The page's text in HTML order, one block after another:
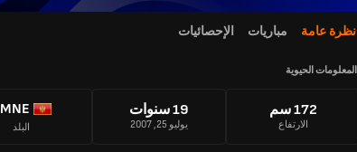
نظرة عامة مباريات الإحصائيات
المعلومات الحيوية
172 سم
الارتفاع
19 سنوات
يوليو 25, 2007
MNE
البلد